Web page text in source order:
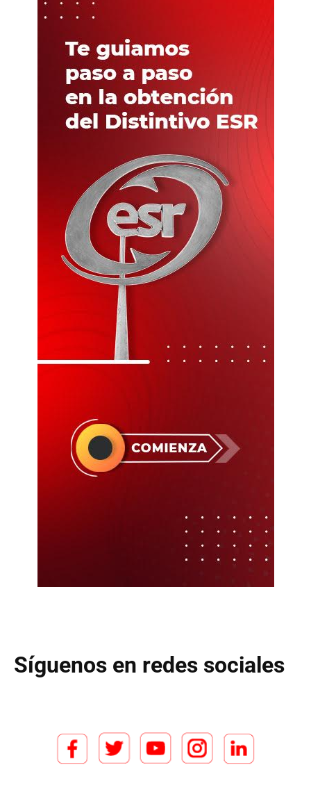
Síguenos en redes sociales